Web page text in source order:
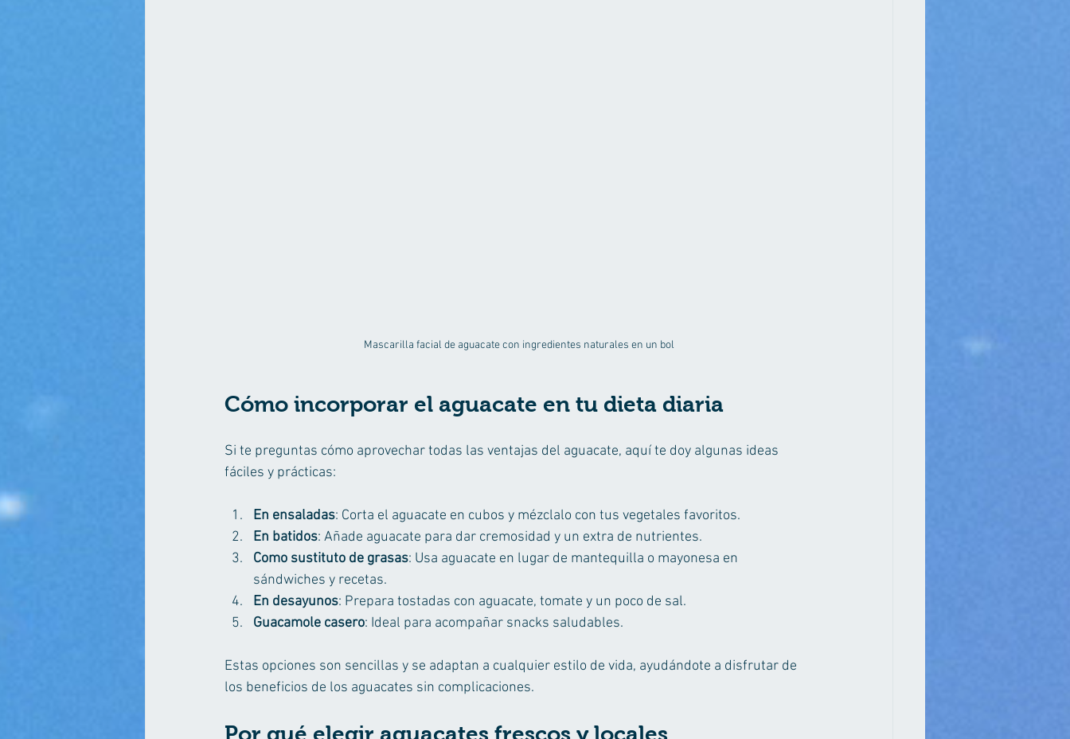
Mascarilla facial de aguacate con ingredientes naturales en un bol
Cómo incorporar el aguacate en tu dieta diaria
Si te preguntas cómo aprovechar todas las ventajas del aguacate, aquí te doy algunas ideas
fáciles y prácticas:
En ensaladas: Corta el aguacate en cubos y mézclalo con tus vegetales favoritos.
En batidos: Añade aguacate para dar cremosidad y un extra de nutrientes.
Como sustituto de grasas: Usa aguacate en lugar de mantequilla o mayonesa en
sándwiches y recetas.
En desayunos: Prepara tostadas con aguacate, tomate y un poco de sal.
Guacamole casero: Ideal para acompañar snacks saludables.
Estas opciones son sencillas y se adaptan a cualquier estilo de vida, ayudándote a disfrutar de
los beneficios de los aguacates sin complicaciones.
Por qué elegir aguacates frescos y locales